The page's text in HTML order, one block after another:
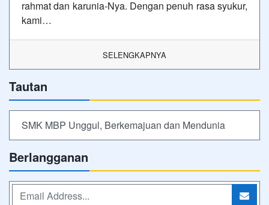
rahmat dan karunia-Nya. Dengan penuh rasa syukur,
kami…
SELENGKAPNYA
Tautan
SMK MBP Unggul, Berkemajuan dan Mendunia
Berlangganan